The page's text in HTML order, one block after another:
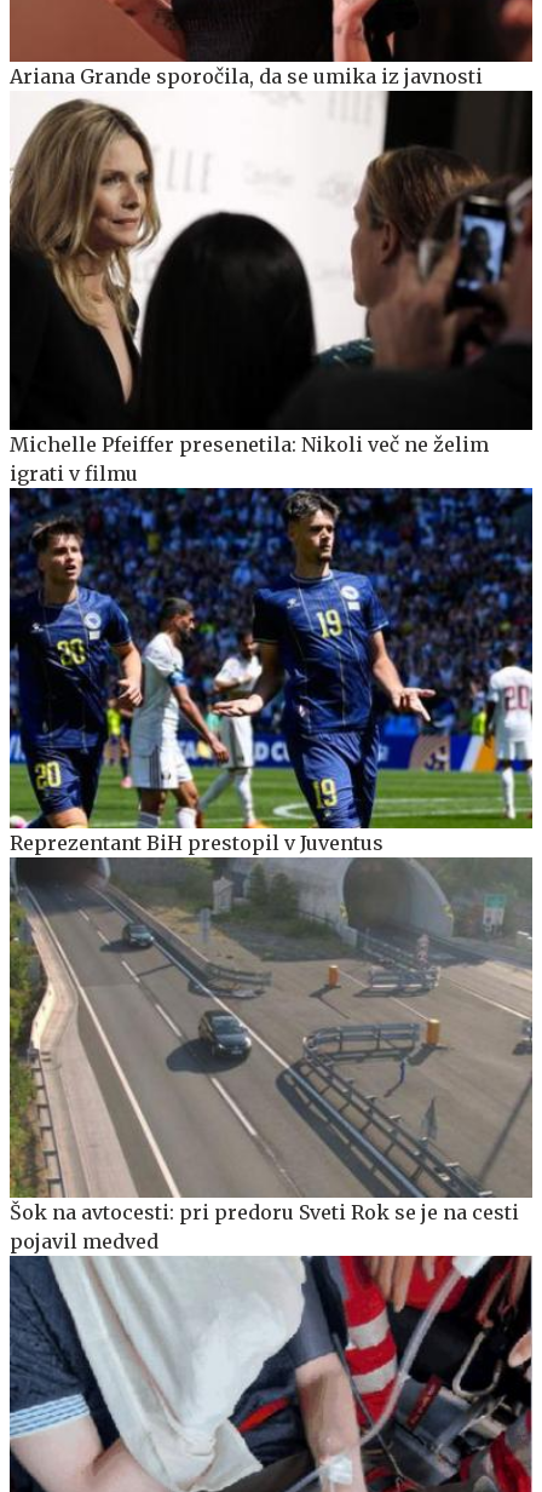
Ariana Grande sporočila, da se umika iz javnosti
Michelle Pfeiffer presenetila: Nikoli več ne želim
igrati v filmu
Reprezentant BiH prestopil v Juventus
Šok na avtocesti: pri predoru Sveti Rok se je na cesti
pojavil medved